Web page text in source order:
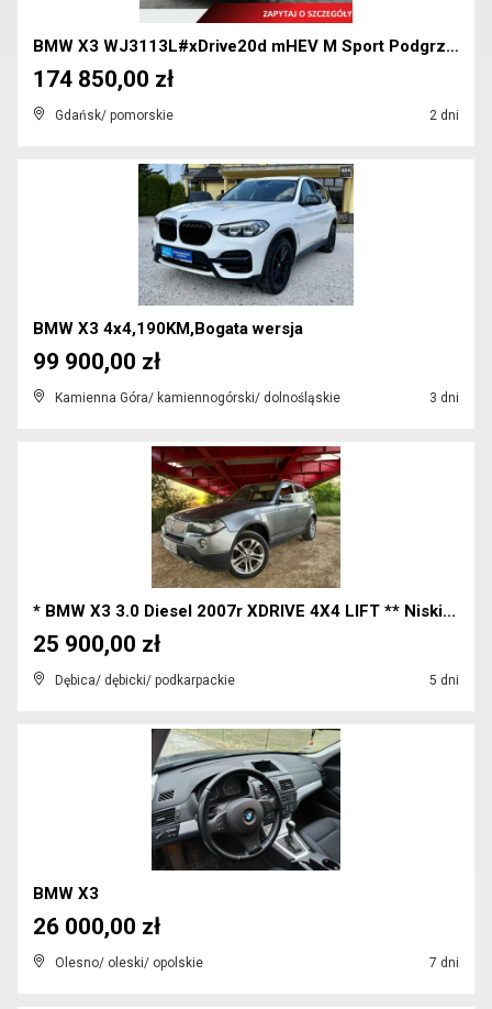
BMW X3 WJ3113L#xDrive20d mHEV M Sport Podgrz.f K.c...
Gdańsk/ pomorskie 2 dni
174 850,00 zł
BMW X3 4x4,190KM,Bogata wersja
Kamienna Góra/ kamiennogórski/ dolnośląskie 3 dni
99 900,00 zł
* BMW X3 3.0 Diesel 2007r XDRIVE 4X4 LIFT ** Niski...
Dębica/ dębicki/ podkarpackie 5 dni
25 900,00 zł
BMW X3
Olesno/ oleski/ opolskie 7 dni
26 000,00 zł